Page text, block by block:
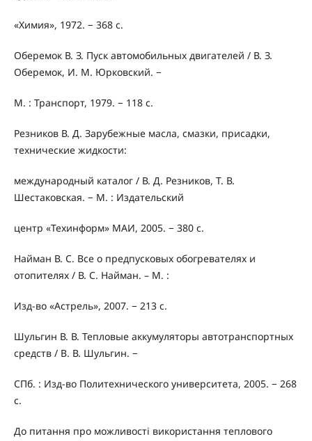
«Химия», 1972. − 368 с.
Оберемок В. З. Пуск автомобильных двигателей / В. З.
Оберемок, И. М. Юрковский. −
М. : Транспорт, 1979. − 118 с.
Резников В. Д. Зарубежные масла, смазки, присадки,
технические жидкости:
международный каталог / В. Д. Резников, Т. В.
Шестаковская. − М. : Издательский
центр «Техинформ» МАИ, 2005. − 380 с.
Найман В. С. Все о предпусковых обогревателях и
отопителях / В. С. Найман. – М. :
Изд-во «Астрель», 2007. − 213 с.
Шульгин В. В. Тепловые аккумуляторы автотранспортных
средств / B. В. Шульгин. −
СПб. : Изд-во Политехнического университета, 2005. − 268
с.
До питання про можливості використання теплового